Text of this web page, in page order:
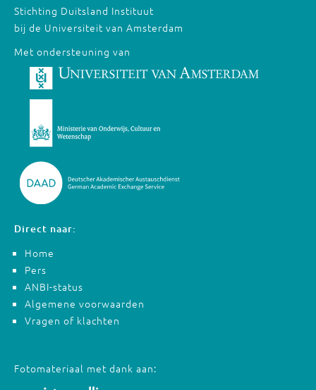
Stichting Duitsland Instituut
bij de Universiteit van Amsterdam
Met ondersteuning van
Direct naar:
Home
Pers
ANBI-status
Algemene voorwaarden
Vragen of klachten
Fotomateriaal met dank aan: